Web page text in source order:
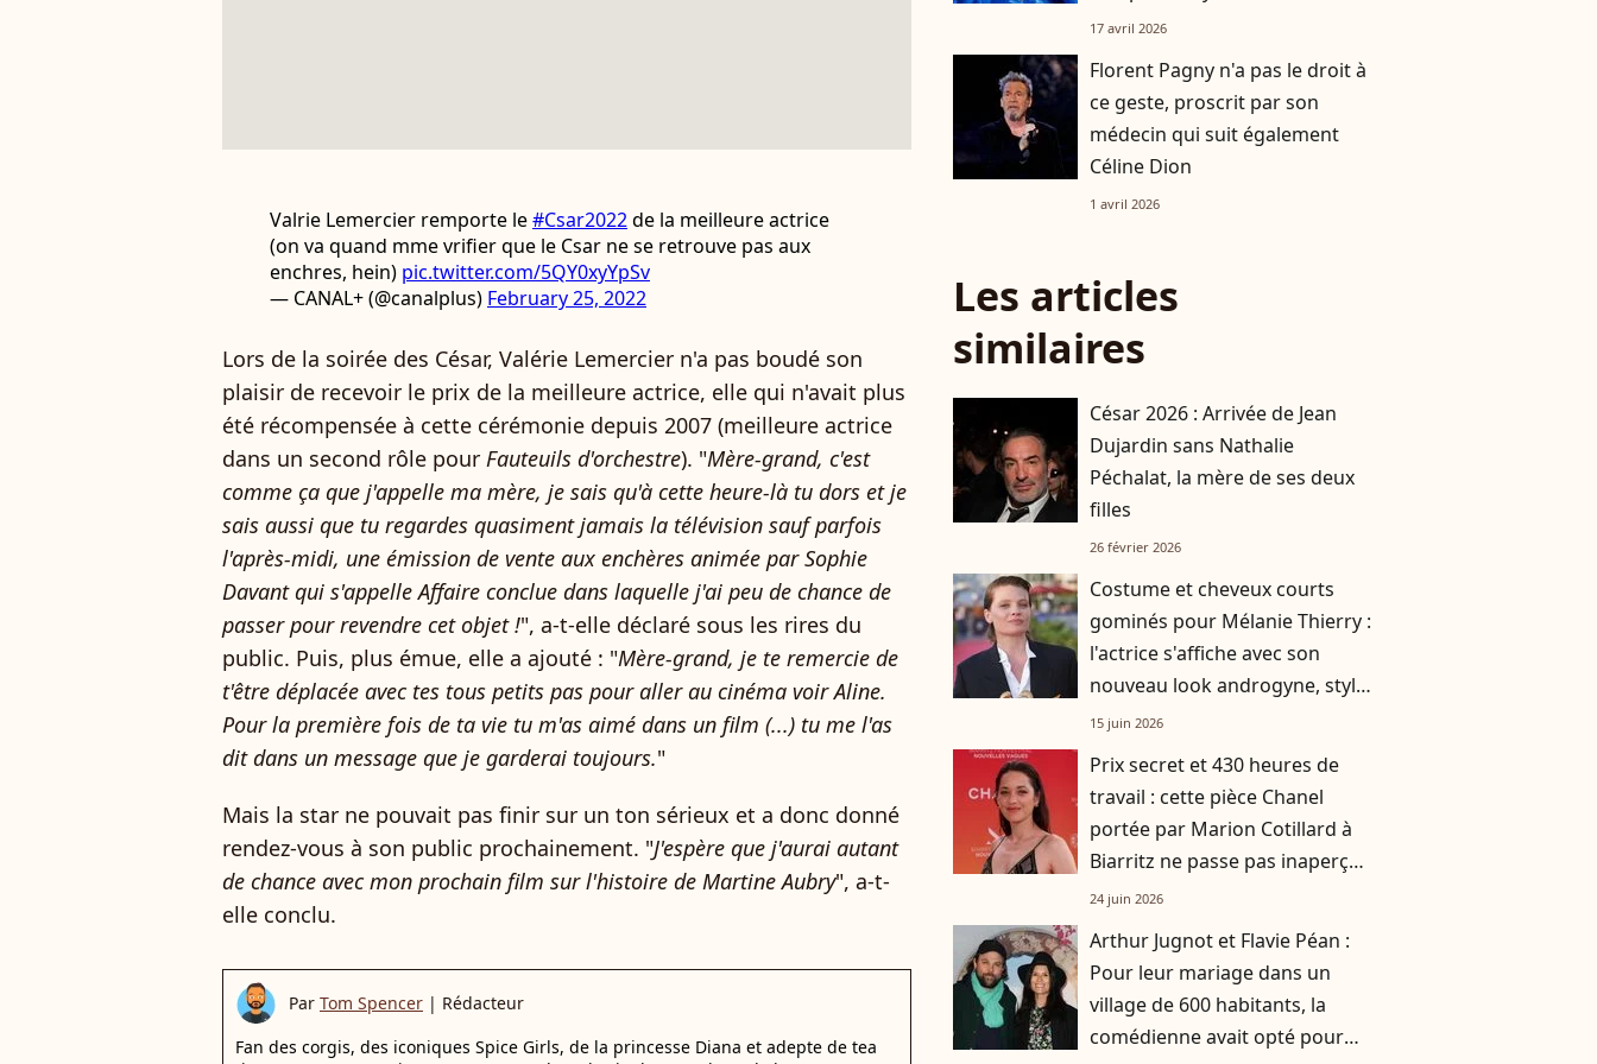
Valrie Lemercier remporte le#Csar2022de la meilleure actrice
(on va quand mme vrifier que le Csar ne se retrouve pas aux
enchres, hein) pic.twitter.com/5QY0xyYpSv
— CANAL+ (@canalplus) February 25, 2022
Lors de la soirée des César, Valérie Lemercier n'a pas boudé son
plaisir de recevoir le prix de la meilleure actrice, elle qui n'avait plus
été récompensée à cette cérémonie depuis 2007 (meilleure actrice
dans un second rôle pour Fauteuils d'orchestre). "Mère-grand, c'est
comme ça que j'appelle ma mère, je sais qu'à cette heure-là tu dors et je
sais aussi que tu regardes quasiment jamais la télévision sauf parfois
l'après-midi, une émission de vente aux enchères animée par Sophie
Davant qui s'appelle Affaire conclue dans laquelle j'ai peu de chance de
passer pour revendre cet objet !", a-t-elle déclaré sous les rires du
public. Puis, plus émue, elle a ajouté : "Mère-grand, je te remercie de
t'être déplacée avec tes tous petits pas pour aller au cinéma voir Aline.
Pour la première fois de ta vie tu m'as aimé dans un film (...) tu me l'as
dit dans un message que je garderai toujours."
Mais la star ne pouvait pas finir sur un ton sérieux et a donc donné
rendez-vous à son public prochainement. "J'espère que j'aurai autant
de chance avec mon prochain film sur l'histoire de Martine Aubry", a-t-
elle conclu.
Par Tom Spencer | Rédacteur
Fan des corgis, des iconiques Spice Girls, de la princesse Diana et adepte de tea
17 avril 2026
Florent Pagny n'a pas le droit à
ce geste, proscrit par son
médecin qui suit également
Céline Dion
1 avril 2026
Les articles
similaires
César 2026 : Arrivée de Jean
Dujardin sans Nathalie
Péchalat, la mère de ses deux
filles
26 février 2026
Costume et cheveux courts
gominés pour Mélanie Thierry :
l'actrice s'affiche avec son
nouveau look androgyne, stylé
et audacieux
15 juin 2026
Prix secret et 430 heures de
travail : cette pièce Chanel
portée par Marion Cotillard à
Biarritz ne passe pas inaperçue
!
24 juin 2026
Arthur Jugnot et Flavie Péan :
Pour leur mariage dans un
village de 600 habitants, la
comédienne avait opté pour